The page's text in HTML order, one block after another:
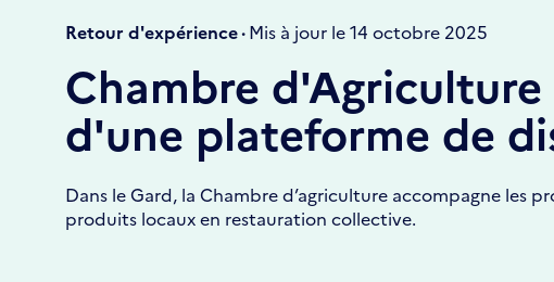
Retour d'expérience ·Mis à jour le 14 octobre 2025
Chambre
d'une plateforme de
Dans le Gard, la Chambre d’agriculture accompagne les
produits locaux en restauration collective.